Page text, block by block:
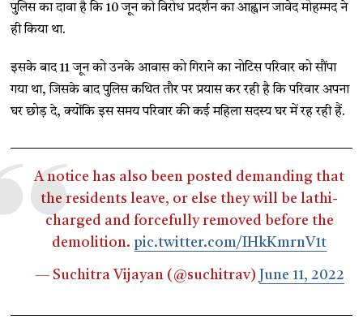
पुलिस का दावा है कि 10 जून को विरोध प्रदर्शन का आह्वान जावेद मोहम्मद ने
ही किया था.
इसके बाद 11 जून को उनके आवास को गिराने का नोटिस परिवार को सौंपा
गया था, जिसके बाद पुलिस कथित तौर पर प्रयास कर रही है कि परिवार अपना
घर छोड़ दे, क्योंकि इस समय परिवार की कई महिला सदस्य घर में रह रही हैं.
A notice has also been posted demanding that
the residents leave, or else they will be lathi-
charged and forcefully removed before the
demolition.pic.twitter.com/IHkKmrnV1t
— Suchitra Vijayan (@suchitrav) June 11, 2022